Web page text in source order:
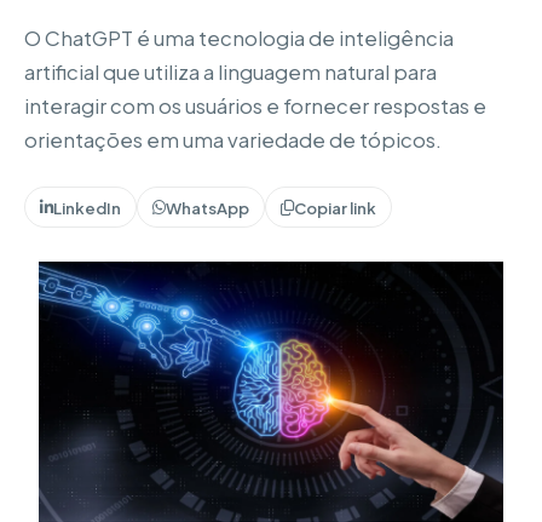
O ChatGPT é uma tecnologia de inteligência
artificial que utiliza a linguagem natural para
interagir com os usuários e fornecer respostas e
orientações em uma variedade de tópicos.
LinkedIn WhatsApp Copiar link